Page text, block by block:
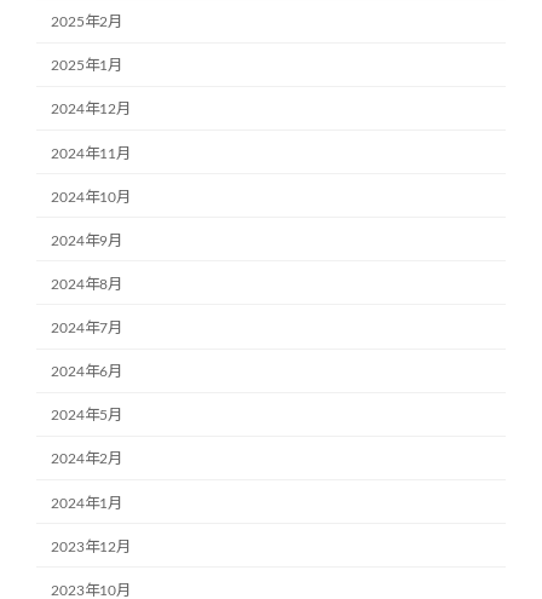
2025年2月
2025年1月
2024年12月
2024年11月
2024年10月
2024年9月
2024年8月
2024年7月
2024年6月
2024年5月
2024年2月
2024年1月
2023年12月
2023年10月